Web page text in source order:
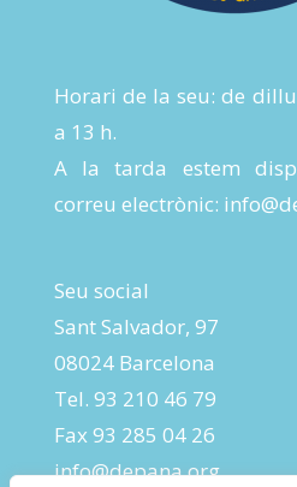
Horari de la seu: de
a 13 h.
A la tarda estem
correu electrònic:
Seu social
Sant Salvador, 97
08024 Barcelona
Tel. 93 210 46 79
Fax 93 285 04 26
info@depana.org